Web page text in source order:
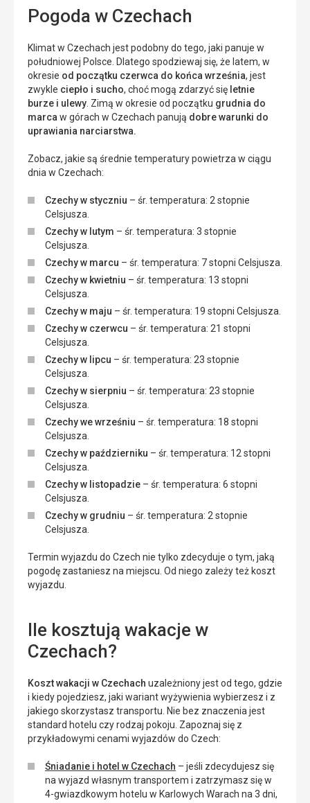
Pogoda w Czechach
Klimat w Czechach jest podobny do tego, jaki panuje w
południowej Polsce. Dlatego spodziewaj się, że latem, w
okresie od początku czerwca do końca września, jest
zwykle ciepło i sucho, choć mogą zdarzyć się letnie
burze i ulewy . Zimą w okresie od początku grudnia do
marca w górach w Czechach panują dobre warunki do
uprawiania narciarstwa.
Zobacz, jakie są średnie temperatury powietrza w ciągu
dnia w Czechach:
Czechy w styczniu – śr. temperatura: 2 stopnie
Celsjusza.
Czechy w lutym – śr. temperatura: 3 stopnie
Celsjusza.
Czechy w marcu – śr. temperatura: 7 stopni Celsjusza.
Czechy w kwietniu – śr. temperatura: 13 stopni
Celsjusza.
Czechy w maju – śr. temperatura: 19 stopni Celsjusza.
Czechy w czerwcu – śr. temperatura: 21 stopni
Celsjusza.
Czechy w lipcu – śr. temperatura: 23 stopnie
Celsjusza.
Czechy w sierpniu – śr. temperatura: 23 stopnie
Celsjusza.
Czechy we wrześniu – śr. temperatura: 18 stopni
Celsjusza.
Czechy w październiku – śr. temperatura: 12 stopni
Celsjusza.
Czechy w listopadzie – śr. temperatura: 6 stopni
Celsjusza.
Czechy w grudniu – śr. temperatura: 2 stopnie
Celsjusza.
Termin wyjazdu do Czech nie tylko zdecyduje o tym, jaką
pogodę zastaniesz na miejscu. Od niego zależy też koszt
wyjazdu.
Ile kosztują wakacje w
Czechach?
Koszt wakacji w Czechach uzależniony jest od tego, gdzie
i kiedy pojedziesz, jaki wariant wyżywienia wybierzesz i z
jakiego skorzystasz transportu. Nie bez znaczenia jest
standard hotelu czy rodzaj pokoju. Zapoznaj się z
przykładowymi cenami wyjazdów do Czech:
Śniadanie i hotel w Czechach – jeśli zdecydujesz się
na wyjazd własnym transportem i zatrzymasz się w
4-gwiazdkowym hotelu w Karlowych Warach na 3 dni,